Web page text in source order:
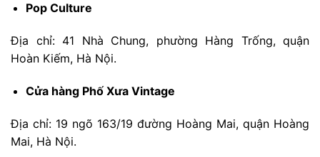
Pop Culture
Địa chỉ: 41 Nhà Chung, phường Hàng Trống, quận
Hoàn Kiếm, Hà Nội.
Cửa hàng Phố Xưa Vintage
Địa chỉ: 19 ngõ 163/19 đường Hoàng Mai, quận Hoàng
Mai, Hà Nội.